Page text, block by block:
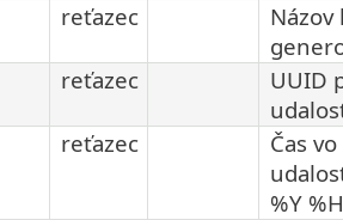
reťazec
reťazec
UUID
reťazec
Čas
%Y